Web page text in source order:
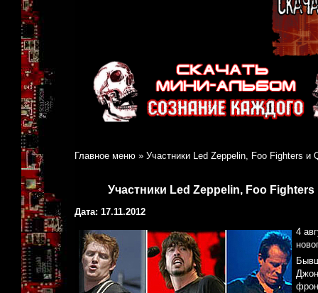
Главное меню » Участники Led Zeppelin, Foo Fighters и
Участники Led Zeppelin, Foo
Дата: 17.11.2012
4